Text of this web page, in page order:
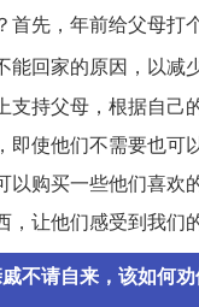
首先，年前给父母打
能回家的原因，以减
支持父母，根据自己
即使他们不需要也可
以购买一些他们喜欢
让他们感受到我们
不请自来，该如何